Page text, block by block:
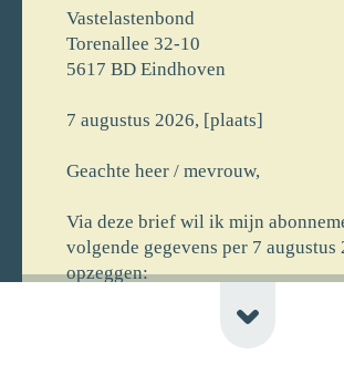
Vastelastenbond
Torenallee 32-10
5617 BD Eindhoven
7 augustus 2026, [plaats]
Geachte heer / mevrouw,
Via deze brief wil ik mijn
volgende gegevens per 7 augustus
opzeggen:
[voornaam] [achternaam]